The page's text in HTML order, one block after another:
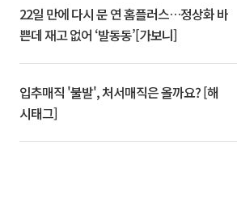
22일 만에 다시 문 연 홈플러스…정상화 바
쁜데 재고 없어 ‘발동동’[가보니]
입추매직 '불발', 처서매직은 올까요? [해
시태그]